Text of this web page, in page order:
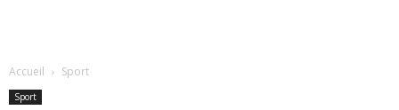
Accueil Sport
Sport